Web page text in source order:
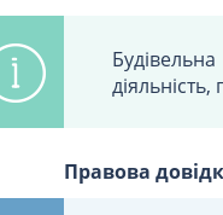
Правова